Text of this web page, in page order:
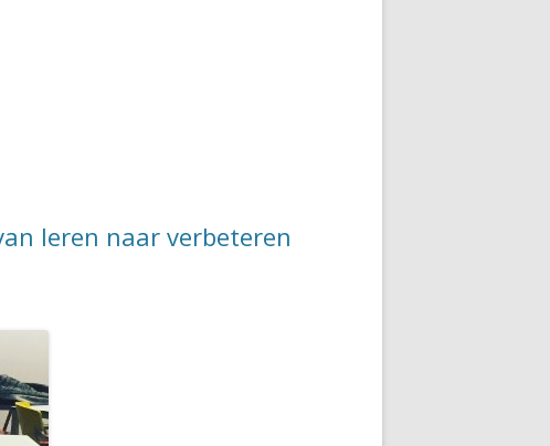
leren naar verbeteren